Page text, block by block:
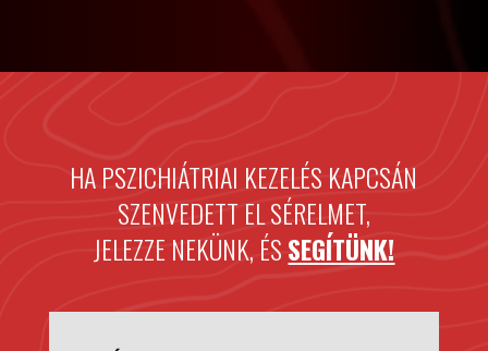
HA PSZICHIÁTRIAI KEZELÉS KAPCSÁN
SZENVEDETT EL SÉRELMET,
JELEZZE NEKÜNK, ÉSSEGÍTÜNK!